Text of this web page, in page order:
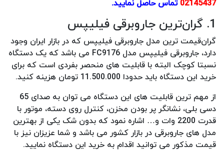
02145437تماس حاصل نمایید.
1. گران‌ترین جاروبرقی فیلیپس
گران‌قیمت ترین مدل جاروبرقی فیلیپس که در بازار ایران وجود
دارد، جاروبرقی فیلیپس مدل FC9176 می باشد که یک دستگاه
نسبتا کوچک البته با قابلیت های منحصر بفردی است که برای
خرید این دستگاه باید حدودا 11.500.000 تومان هزینه کنید.
از مهم ترین قابلیت های این دستگاه می توان به صدای 65
دسی بلی، نشانگر پر بودن مخزن، کنترل روی دسته، موتور با
قدرت 2200 وات و… اشاره نمود که بدون شک یکی از بهترین
مدل های جاروبرقی در بازار کشور می باشد و شما عزیزان نیز با
قیمت مذکور می توانید اقدام به خرید این دستگاه نمایید.